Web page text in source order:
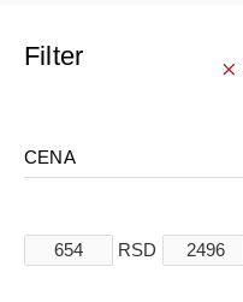
Filter
CENA
RSD